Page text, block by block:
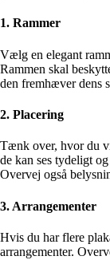
1. Rammer
Vælg en elegant
Rammen skal
den fremhæver dens
2. Placering
Tænk over, hvor du
de kan ses tydeligt
Overvej også
3. Arrangementer
Hvis du har flere
arrangementer.